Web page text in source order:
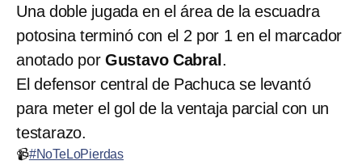
Una doble jugada en el área de la escuadra
potosina terminó con el 2 por 1 en el marcador
anotado por Gustavo Cabral .
El defensor central de Pachuca se levantó
para meter el gol de la ventaja parcial con un
testarazo.
📹#NoTeLoPierdas